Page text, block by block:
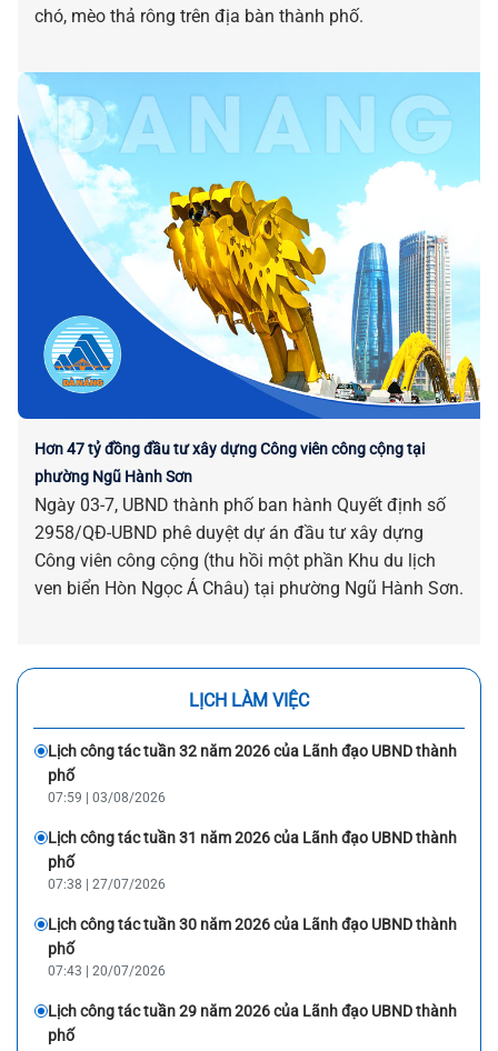
chó, mèo thả rông trên địa bàn thành phố.
Hơn 47 tỷ đồng đầu tư xây dựng Công viên công cộng tại
phường Ngũ Hành Sơn
Ngày 03-7, UBND thành phố ban hành Quyết định số
2958/QĐ-UBND phê duyệt dự án đầu tư xây dựng
Công viên công cộng (thu hồi một phần Khu du lịch
ven biển Hòn Ngọc Á Châu) tại phường Ngũ Hành Sơn.
LỊCH LÀM VIỆC
Lịch công tác tuần 32 năm 2026 của Lãnh đạo UBND thành
phố
07:59 | 03/08/2026
Lịch công tác tuần 31 năm 2026 của Lãnh đạo UBND thành
phố
07:38 | 27/07/2026
Lịch công tác tuần 30 năm 2026 của Lãnh đạo UBND thành
phố
07:43 | 20/07/2026
Lịch công tác tuần 29 năm 2026 của Lãnh đạo UBND thành
phố